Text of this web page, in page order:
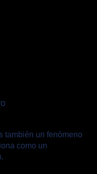
también un fenómeno
como un